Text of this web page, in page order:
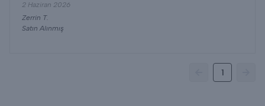
2 Haziran 2026
Zerrin T.
Satın Alınmış
1